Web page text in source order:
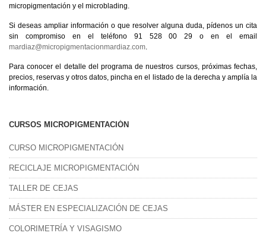
micropigmentación y el microblading.
Si deseas ampliar información o que resolver alguna duda, pídenos un cita
sin compromiso en el teléfono 91 528 00 29 o en el email
mardiaz@micropigmentacionmardiaz.com.
Para conocer el detalle del programa de nuestros cursos, próximas fechas,
precios, reservas y otros datos, pincha en el listado de la derecha y amplía la
información.
CURSOS MICROPIGMENTACIÓN
CURSO MICROPIGMENTACIÓN
RECICLAJE MICROPIGMENTACIÓN
TALLER DE CEJAS
MÁSTER EN ESPECIALIZACIÓN DE CEJAS
COLORIMETRÍA Y VISAGISMO